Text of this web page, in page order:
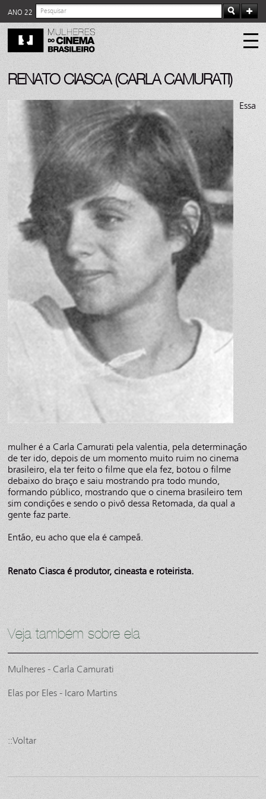
ANO 22
RENATO CIASCA (CARLA CAMURATI)
Essa
mulher é a Carla Camurati pela valentia, pela determinação
de ter ido, depois de um momento muito ruim no cinema
brasileiro, ela ter feito o filme que ela fez, botou o filme
debaixo do braço e saiu mostrando pra todo mundo,
formando público, mostrando que o cinema brasileiro tem
sim condições e sendo o pivô dessa Retomada, da qual a
gente faz parte.
Então, eu acho que ela é campeã.
Renato Ciasca é produtor, cineasta e roteirista.
Veja também sobre ela
Mulheres - Carla Camurati
Elas por Eles - Icaro Martins
::Voltar